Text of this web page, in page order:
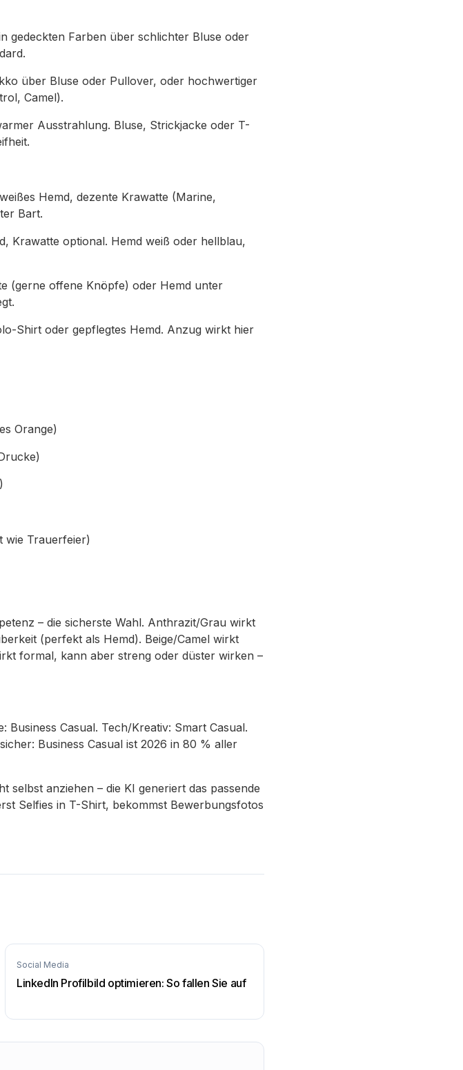
gedeckten Farben über schlichter Bluse oder
über Bluse oder Pullover, oder hochwertiger
Camel).
Ausstrahlung. Bluse, Strickjacke oder T-
Hemd, dezente Krawatte (Marine,
Bart.
Krawatte optional. Hemd weiß oder hellblau,
(gerne offene Knöpfe) oder Hemd unter
Shirt oder gepflegtes Hemd. Anzug wirkt hier
Orange)
wie Trauerfeier)
– die sicherste Wahl. Anthrazit/Grau wirkt
(perfekt als Hemd). Beige/Camel wirkt
formal, kann aber streng oder düster wirken –
Business Casual. Tech/Kreativ: Smart Casual.
Business Casual ist 2026 in 80 % aller
selbst anziehen – die KI generiert das passende
Selfies in T-Shirt, bekommst Bewerbungsfotos
Social Media
LinkedIn Profilbild optimieren: So fallen Sie auf